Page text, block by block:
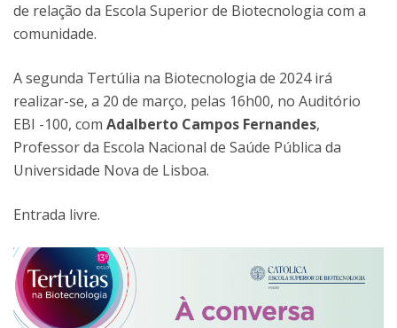
de relação da Escola Superior de Biotecnologia com a
comunidade.
A segunda Tertúlia na Biotecnologia de 2024 irá
realizar-se, a 20 de março, pelas 16h00, no Auditório
EBI -100, com Adalberto Campos Fernandes,
Professor da Escola Nacional de Saúde Pública da
Universidade Nova de Lisboa.
Entrada livre.